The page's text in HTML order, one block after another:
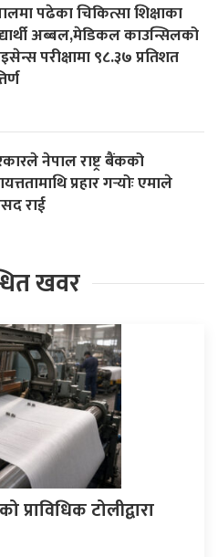
पढेका चिकित्सा शिक्षाका
अब्बल,मेडिकल काउन्सिलको
परीक्षामा ९८.३७ प्रतिशत
नेपाल राष्ट्र बैंकको
प्रहार गर्‍योः एमाले
राई
खवर
प्राविधिक टोलीद्वारा